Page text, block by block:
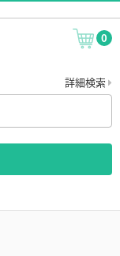
0
詳細検索